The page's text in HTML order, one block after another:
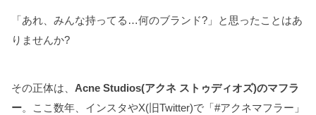
「あれ、みんな持ってる…何のブランド?」と思ったことはあ
りませんか?
その正体は、 Acne Studios(アクネ ストゥディオズ)のマフラ
ー。ここ数年、インスタやX(旧Twitter)で「#アクネマフラー」